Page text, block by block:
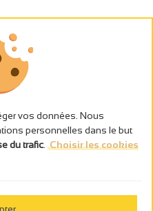
la santé, à consommer avec
vos données. Nous
personnelles dans le but
du trafic Choisir les cookies